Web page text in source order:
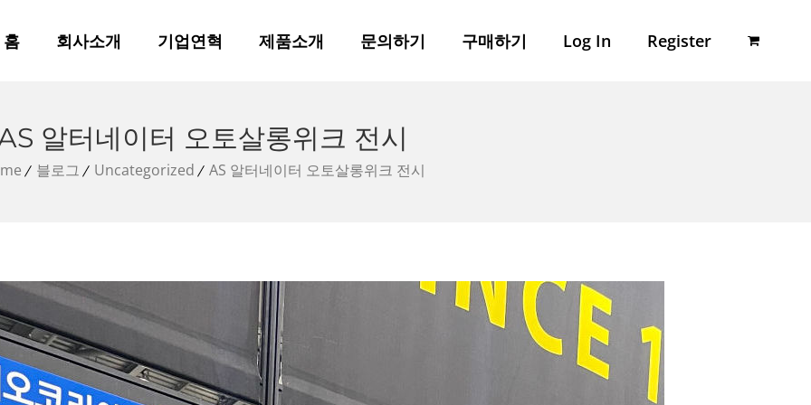
홈 회사소개 기업연혁 제품소개 문의하기 구매하기 Log In Register
알터네이터 오토살롱위크 전시
블로그 Uncategorized AS 알터네이터 오토살롱위크 전시